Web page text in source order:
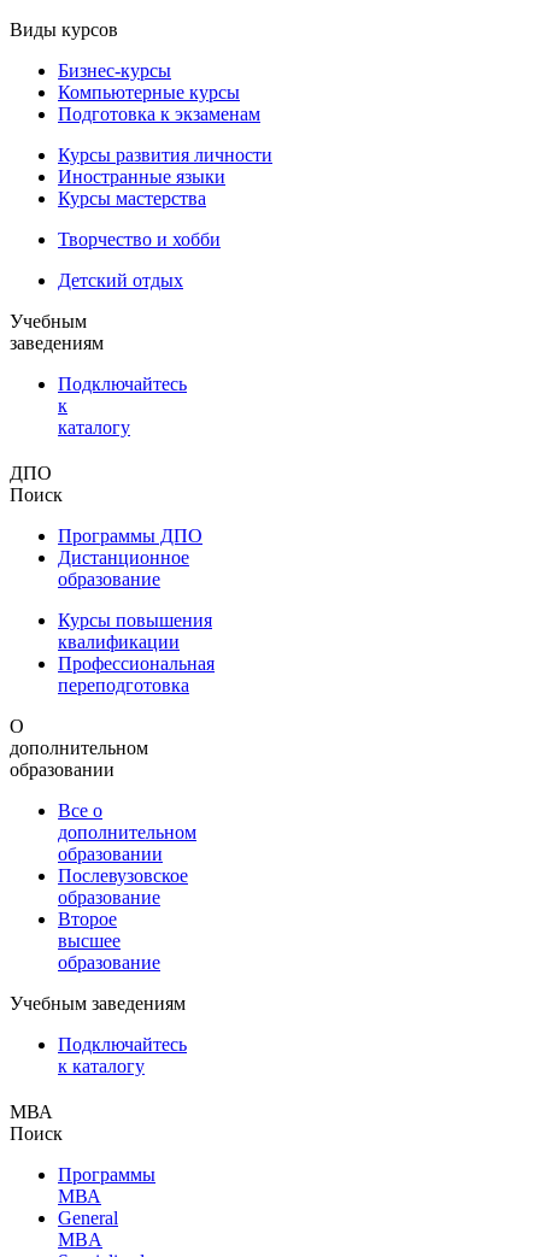
Виды курсов
Бизнес-курсы
Компьютерные курсы
Подготовка к экзаменам
Курсы развития личности
Иностранные языки
Курсы мастерства
Творчество и хобби
Детский отдых
Учебным
заведениям
Подключайтесь
к
каталогу
ДПО
Поиск
Программы ДПО
Дистанционное
образование
Курсы повышения
квалификации
Профессиональная
переподготовка
О
дополнительном
образовании
Все о
дополнительном
образовании
Послевузовское
образование
Второе
высшее
образование
Учебным заведениям
Подключайтесь
к каталогу
МВА
Поиск
Программы
МВА
General
MBA